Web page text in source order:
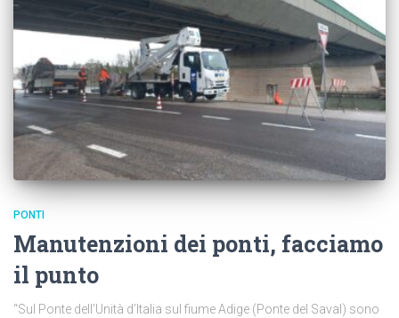
PONTI
Manutenzioni dei ponti, facciamo
il punto
“Sul Ponte dell’Unità d’Italia sul fiume Adige (Ponte del Saval) sono